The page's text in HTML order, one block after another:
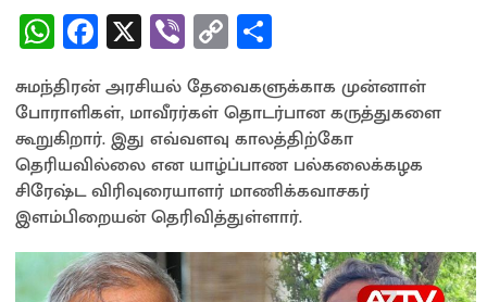
W
h
at
sA
p
p
Fa
ce
b
o
o
k
X Vi
b
er
C
o
py
Li
n
k
ar
e
சுமந்திரன் அரசியல் தேவைகளுக்காக முன்னாள்
போராளிகள், மாவீரர்கள் தொடர்பான கருத்துகளை
கூறுகிறார். இது எவ்வளவு காலத்திற்கோ
தெரியவில்லை என யாழ்ப்பாண பல்கலைக்கழக
சிரேஷ்ட விரிவுரையாளர் மாணிக்கவாசகர்
இளம்பிறையன் தெரிவித்துள்ளார்.